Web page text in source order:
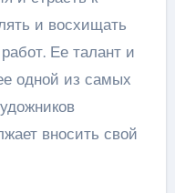
и восхищать
Ее талант и
одной из самых
вносить свой